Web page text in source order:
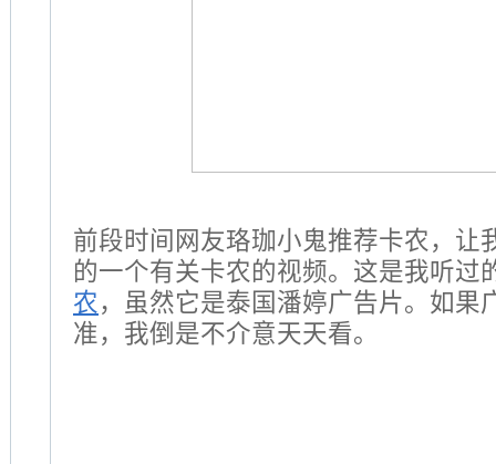
前段时间网友珞珈小鬼推荐卡农，让
的一个有关卡农的视频。这是我听过
农 ，虽然它是泰国潘婷广告片。如果
准，我倒是不介意天天看。